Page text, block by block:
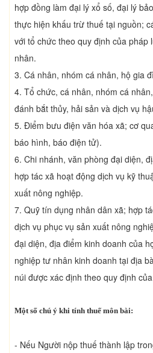
hợp đồng làm đại lý xổ số, đại lý
thực hiện khấu trừ thuế tại nguồn;
với tổ chức theo quy định của pháp
nhân.
3. Cá nhân, nhóm cá nhân, hộ gia
4. Tổ chức, cá nhân, nhóm cá
đánh bắt thủy, hải sản và dịch vụ
5. Điểm bưu điện văn hóa xã; cơ
báo hình, báo điện tử).
6. Chi nhánh, văn phòng đại diện,
hợp tác xã hoạt động dịch vụ kỹ
xuất nông nghiệp.
7. Quỹ tín dụng nhân dân xã; hợp
dịch vụ phục vụ sản xuất nông
đại diện, địa điểm kinh doanh của
nghiệp tư nhân kinh doanh tại địa
núi được xác định theo quy định
Một số chú ý khi tính thuế môn bài:
- Nếu Người nộp thuế thành lập